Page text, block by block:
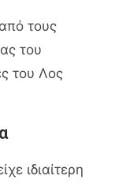
τους
του
του Λος
ιδιαίτερη